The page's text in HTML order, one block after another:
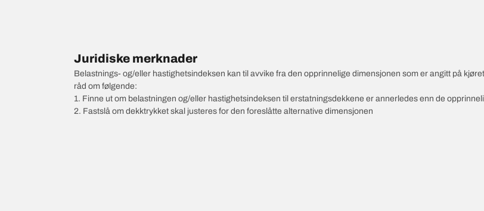
Juridiske merknader
Belastnings- og/eller hastighetsindeksen kan til avvike fra den opprinnelige dimensjonen som er angitt på
råd om følgende:
1. Finne ut om belastningen og/eller hastighetsindeksen til erstatningsdekkene er annerledes enn de
2. Fastslå om dekktrykket skal justeres for den foreslåtte alternative dimensjonen